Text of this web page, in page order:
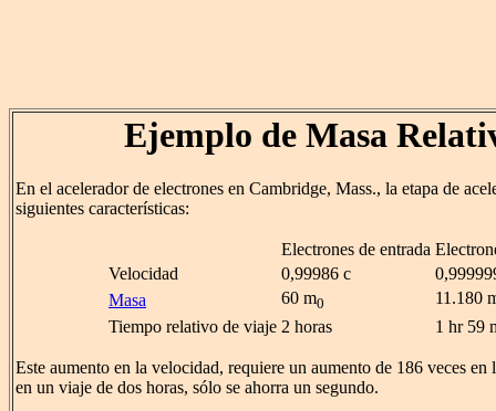
Ejemplo de Masa
En el acelerador de electrones en Cambridge, Mass., la etapa de
siguientes características:
Electrones de entrada
Velocidad
0,99986 c
Masa
60 m0
11.180
Tiempo relativo de viaje 2 horas 1 hr 59
Este aumento en la velocidad, requiere un aumento de 186 veces en
en un viaje de dos horas, sólo se ahorra un segundo.